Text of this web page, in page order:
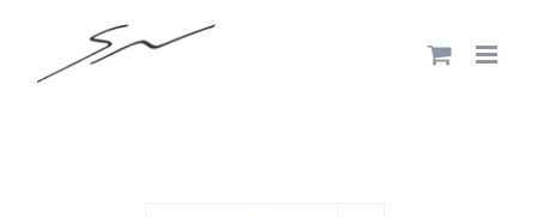
content